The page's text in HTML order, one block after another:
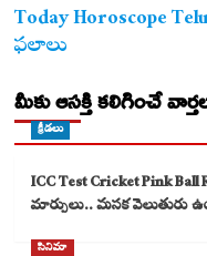
Today Horoscope
ఫలాలు
మీకు ఆసక్తి కలిగించే
క్రీడలు
ICC Test Cricket Pink Ball
మార్పులు.. మసక వెలుతురు
సినిమా